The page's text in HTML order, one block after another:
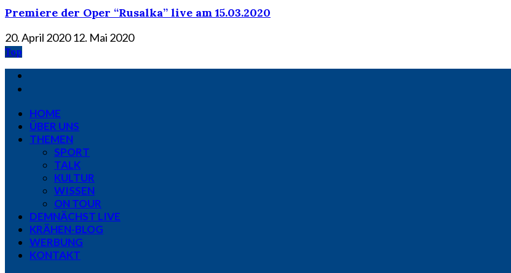
Premiere der Oper “Rusalka” live am 15.03.2020
20. April 2020 12. Mai 2020
Top
HOME
ÜBER UNS
THEMEN
SPORT
TALK
KULTUR
WISSEN
ON TOUR
DEMNÄCHST LIVE
KRÄHEN-BLOG
WERBUNG
KONTAKT